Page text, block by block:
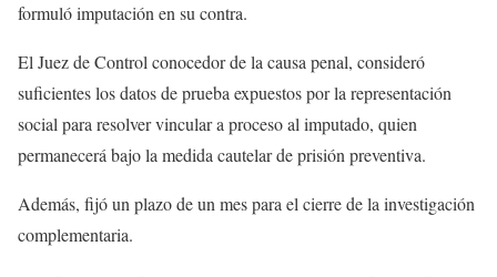
formuló imputación en su contra.
El Juez de Control conocedor de la causa penal, consideró
suficientes los datos de prueba expuestos por la representación
social para resolver vincular a proceso al imputado, quien
permanecerá bajo la medida cautelar de prisión preventiva.
Además, fijó un plazo de un mes para el cierre de la investigación
complementaria.